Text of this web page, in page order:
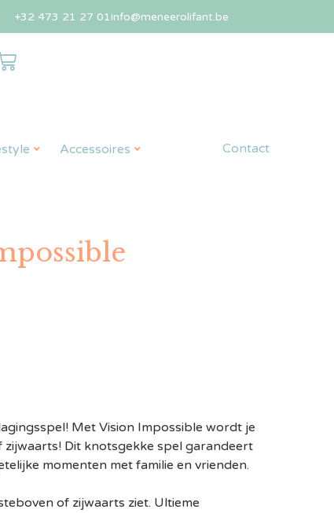
+32 473 21 27 01info@meneerolifant.be
Accessoires Contact
Met Vision Impossible wordt je
Dit knotsgekke spel garandeert
momenten met familie en vrienden.
of zijwaarts ziet. Ultieme